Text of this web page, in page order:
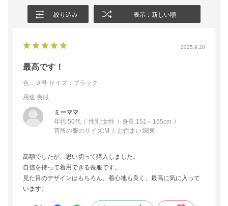
絞り込み 表示：新しい順
2025.9.20
最高です！
色：９号 サイズ：ブラック
用途:喪服
ミーママ
年代:50代 性別:女性 身長:151～155cm
普段の服のサイズ:M お住まい:関東
高額でしたが、思い切って購入しました。
自信を持って着用できる喪服です。
見た目のデザインはもちろん、着心地も良く、最高に気に入って
います。